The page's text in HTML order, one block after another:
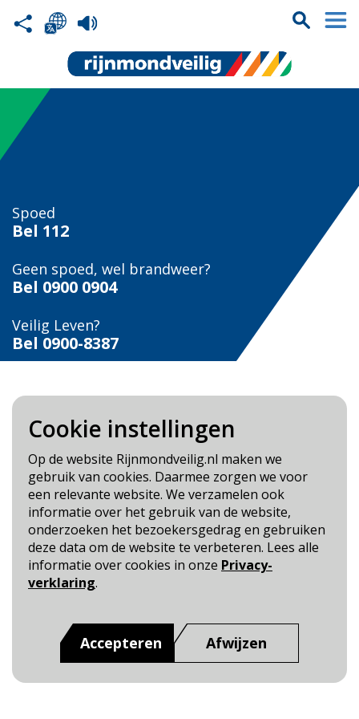
Cookie instellingen
Op de website Rijnmondveilig.nl maken we
gebruik van cookies. Daarmee zorgen we voor
een relevante website. We verzamelen ook
informatie over het gebruik van de website,
onderzoeken het bezoekersgedrag en gebruiken
deze data om de website te verbeteren. Lees alle
informatie over cookies in onze Privacy-
verklaring.
Accepteren Afwijzen
Spoed
Bel 112
Geen spoed, wel brandweer?
Bel 0900 0904
Veilig Leven?
Bel 0900-8387
Blijf op de hoogte
Cookie- en Privacybeleid
Toegankelijkheid
Dit is een website van:Veiligheidsregio Rotterdam-
Rijnmond